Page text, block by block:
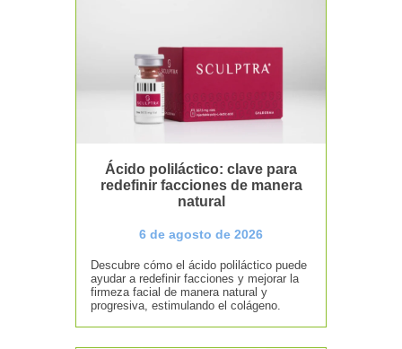
Ácido poliláctico: clave para
redefinir facciones de manera
natural
6 de agosto de 2026
Descubre cómo el ácido poliláctico puede
ayudar a redefinir facciones y mejorar la
firmeza facial de manera natural y
progresiva, estimulando el colágeno.